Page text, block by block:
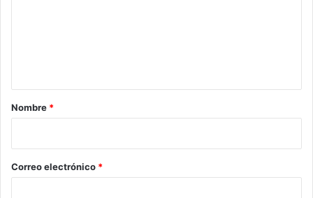
r
*
Nombre *
Correo electrónico *